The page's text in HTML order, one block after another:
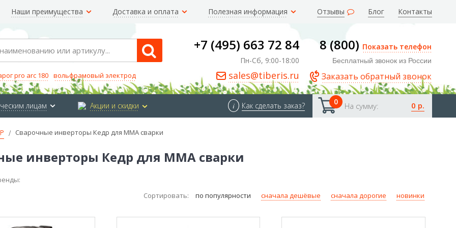
Наши преимущества Доставка и оплата Полезная информация Отзывы Блог Контакты
pro arc 180 вольфрамовый электрод
+7 (495) 663 72 84
Пн-Сб, 9:00-18:00
sales@tiberis.ru
8 (800) Показать телефон
Бесплатный звонок из России
Заказать обратный звонок
лицам Акции и скидки 0 На сумму: 0 р.
i Как сделать заказ?
Сварочные инверторы Кедр для MMA сварки
инверторы Кедр для MMA сварки
Сортировать: по популярности сначала дешёвые сначала дорогие новинки